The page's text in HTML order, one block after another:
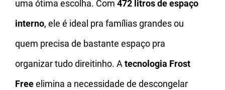
uma ótima escolha. Com 472 litros de espaço
interno, ele é ideal pra famílias grandes ou
quem precisa de bastante espaço pra
organizar tudo direitinho. Atecnologia Frost
Freeelimina a necessidade de descongelar